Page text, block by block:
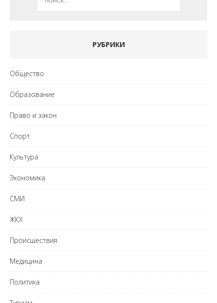
РУБРИКИ
Общество
Образование
Право и закон
Спорт
Культура
Экономика
СМИ
ЖКХ
Происшествия
Медицина
Политика